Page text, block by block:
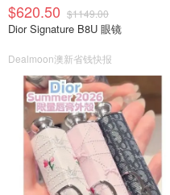
$620.50 $1149.00
Dior Signature B8U 眼镜
Dealmoon澳新省钱快报